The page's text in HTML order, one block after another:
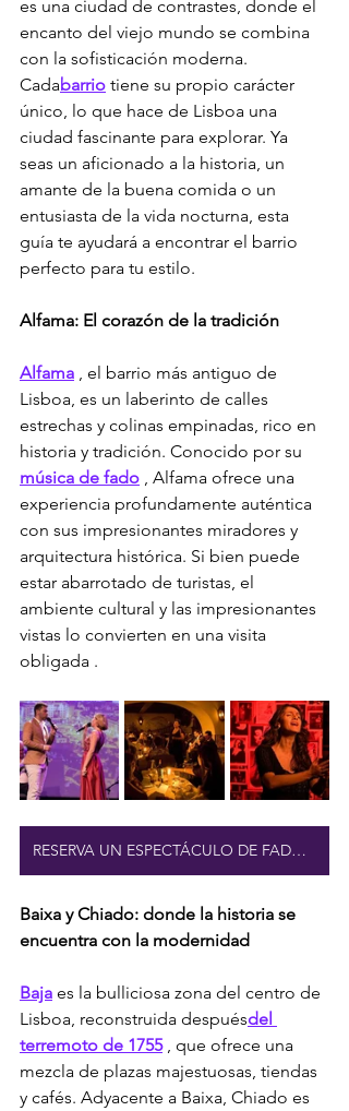
es una ciudad de contrastes, donde el
encanto del viejo mundo se combina
con la sofisticación moderna.
Cadabarrio tiene su propio carácter
único, lo que hace de Lisboa una
ciudad fascinante para explorar. Ya
seas un aficionado a la historia, un
amante de la buena comida o un
entusiasta de la vida nocturna, esta
guía te ayudará a encontrar el barrio
perfecto para tu estilo.
Alfama: El corazón de la tradición
Alfama , el barrio más antiguo de
Lisboa, es un laberinto de calles
estrechas y colinas empinadas, rico en
historia y tradición. Conocido por su
música de fado , Alfama ofrece una
experiencia profundamente auténtica
con sus impresionantes miradores y
arquitectura histórica. Si bien puede
estar abarrotado de turistas, el
ambiente cultural y las impresionantes
vistas lo convierten en una visita
obligada .
RESERVA UN ESPECTÁCULO DE FADO CON VINO
Baixa y Chiado: donde la historia se
encuentra con la modernidad
Baja es la bulliciosa zona del centro de
Lisboa, reconstruida despuésdel
terremoto de 1755 , que ofrece una
mezcla de plazas majestuosas, tiendas
y cafés. Adyacente a Baixa, Chiado es